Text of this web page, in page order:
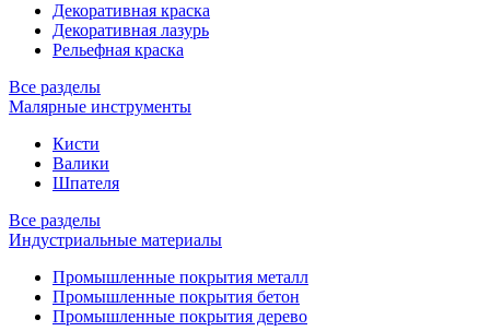
Декоративная краска
Декоративная лазурь
Рельефная краска
Все разделы
Малярные инструменты
Кисти
Валики
Шпателя
Все разделы
Индустриальные материалы
Промышленные покрытия металл
Промышленные покрытия бетон
Промышленные покрытия дерево